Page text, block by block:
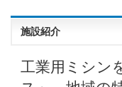
施設紹介
工業用ミシン